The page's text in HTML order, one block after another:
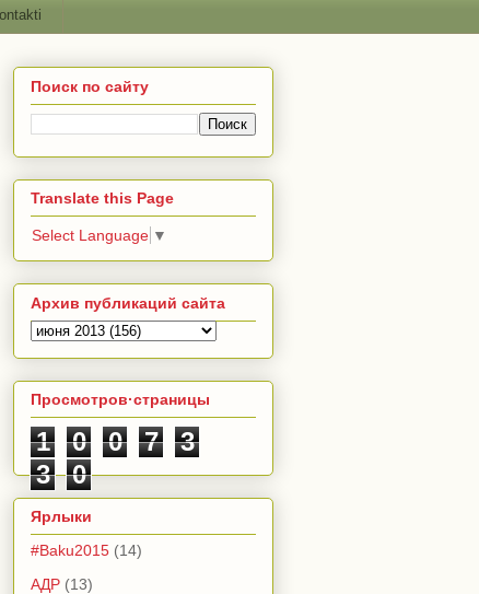
Поиск по сайту
Translate this Page
Select Language ▼
Архив публикаций сайта
Просмотров·страницы
1 0 0 7
3
3
0
Ярлыки
#Baku2015 (14)
АДР (13)